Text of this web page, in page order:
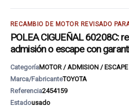
RECAMBIO DE MOTOR REVISADO
POLEA CIGUEÑAL 60208C:
admisión o escape con
CategoríaMOTOR / ADMISION / ESCAPE
Marca/FabricanteTOYOTA
Referencia2454159
Estadousado